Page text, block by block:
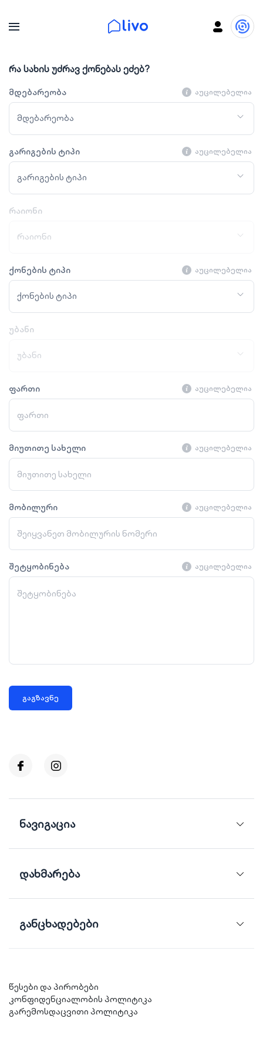
რა სახის უძრავ ქონებას ეძებ?
მდებარეობა აუცილებელია
მდებარეობა
გარიგების ტიპი აუცილებელია
გარიგების ტიპი
რაიონი
რაიონი
ქონების ტიპი აუცილებელია
ქონების ტიპი
უბანი
უბანი
ფართი აუცილებელია
მიუთითე სახელი აუცილებელია
მობილური აუცილებელია
შეტყობინება აუცილებელია
გაგზავნე
ნავიგაცია
დახმარება
განცხადებები
წესები და პირობები
კონფიდენციალობის პოლიტიკა
გარემოსდაცვითი პოლიტიკა